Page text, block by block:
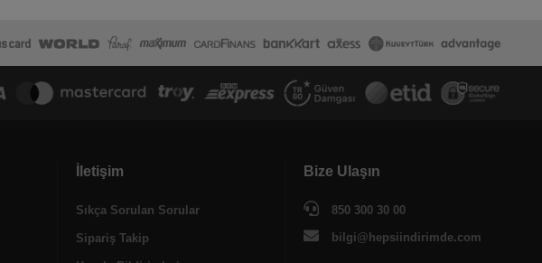
İletişim
Sıkça Sorulan Sorular
Sipariş Takip
Bize Ulaşın
850 300 30 00
bilgi@hepsiindirimde.com